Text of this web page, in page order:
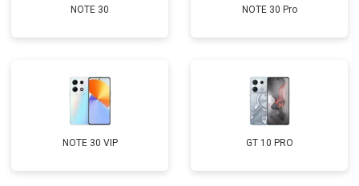
NOTE 30 NOTE 30 Pro
NOTE 30 VIP GT 10 PRO